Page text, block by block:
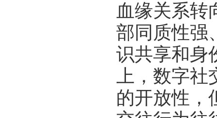
血缘关系转
部同质性强
识共享和身
上，数字
的开放性，